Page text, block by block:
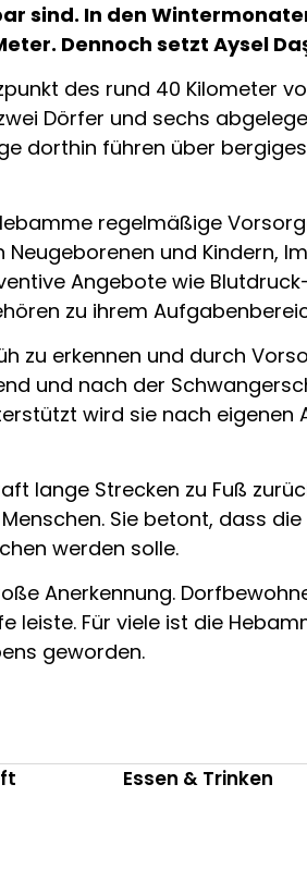
sind. In den
Dennoch setzt Aysel
des rund 40 Kilometer
Dörfer und sechs
dorthin führen über
regelmäßige
und Kindern,
Angebote wie
zu ihrem
zu erkennen und durch
und nach der
wird sie nach
lange Strecken zu Fuß
Sie betont, dass
werden solle.
Anerkennung.
leiste. Für viele ist die
geworden.
Essen & Trinken